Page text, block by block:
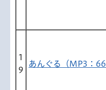
1
9
あんぐる（MP3：